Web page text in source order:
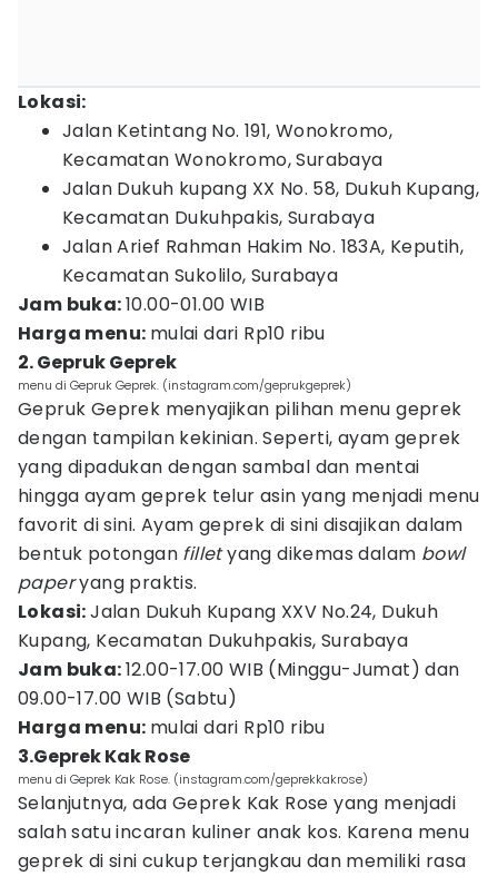
Lokasi:
Jalan Ketintang No. 191, Wonokromo,
Kecamatan Wonokromo, Surabaya
Jalan Dukuh kupang XX No. 58, Dukuh Kupang,
Kecamatan Dukuhpakis, Surabaya
Jalan Arief Rahman Hakim No. 183A, Keputih,
Kecamatan Sukolilo, Surabaya
Jam buka:10.00-01.00 WIB
Harga menu: mulai dari Rp10 ribu
2. Gepruk Geprek
menu di Gepruk Geprek. (instagram.com/geprukgeprek)
Gepruk Geprek menyajikan pilihan menu geprek
dengan tampilan kekinian. Seperti, ayam geprek
yang dipadukan dengan sambal dan mentai
hingga ayam geprek telur asin yang menjadi menu
favorit di sini. Ayam geprek di sini disajikan dalam
bentuk potongan filletyang dikemas dalam bowl
paperyang praktis.
Lokasi:Jalan Dukuh Kupang XXV No.24, Dukuh
Kupang, Kecamatan Dukuhpakis, Surabaya
Jam buka:12.00-17.00 WIB (Minggu-Jumat) dan
09.00-17.00 WIB (Sabtu)
Harga menu: mulai dari Rp10 ribu
3.Geprek Kak Rose
menu di Geprek Kak Rose. (instagram.com/geprekkakrose)
Selanjutnya, ada Geprek Kak Rose yang menjadi
salah satu incaran kuliner anak kos. Karena menu
geprek di sini cukup terjangkau dan memiliki rasa